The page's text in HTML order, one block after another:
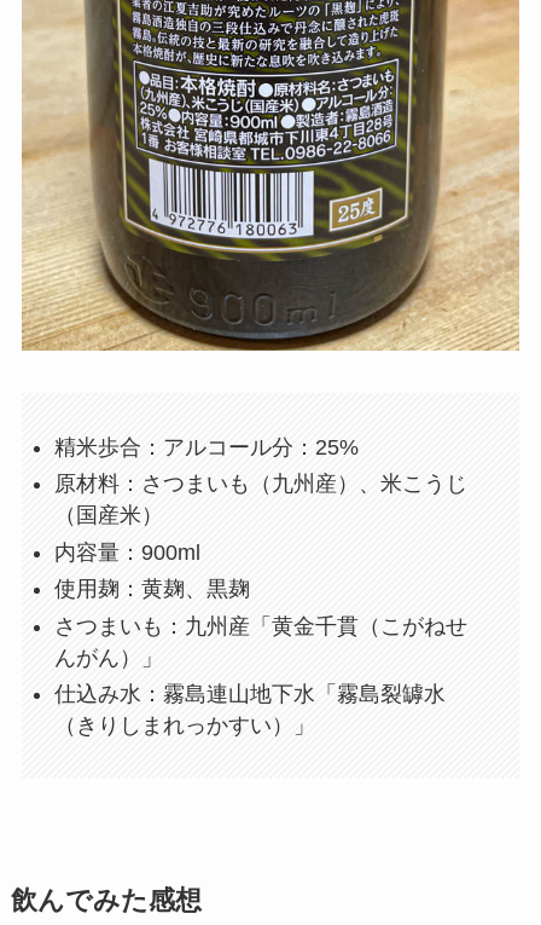
精米歩合：アルコール分：25%
原材料：さつまいも（九州産）、米こうじ
（国産米）
内容量：900ml
使用麹：黄麹、黒麹
さつまいも：九州産「黄金千貫（こがねせ
んがん）」
仕込み水：霧島連山地下水「霧島裂罅水
（きりしまれっかすい）」
飲んでみた感想